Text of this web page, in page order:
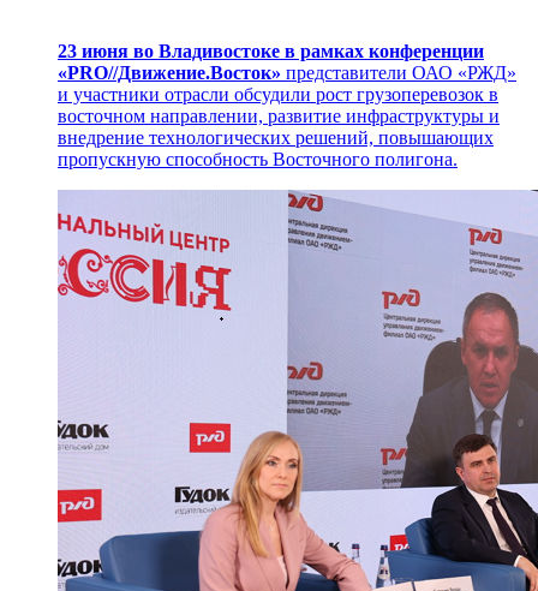
23 июня во Владивостоке в рамках конференции
«PRO//Движение.Восток» представители ОАО «РЖД»
и участники отрасли обсудили рост грузоперевозок в
восточном направлении, развитие инфраструктуры и
внедрение технологических решений, повышающих
пропускную способность Восточного полигона.